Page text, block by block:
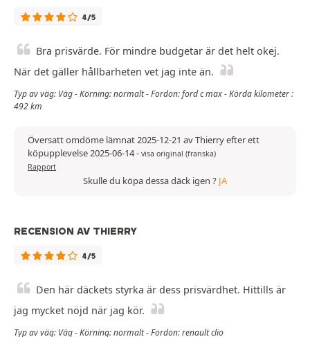
4/5
Bra prisvärde. För mindre budgetar är det helt okej.
När det gäller hållbarheten vet jag inte än.
Typ av väg: Väg - Körning: normalt - Fordon: ford c max - Körda kilometer :
492 km
Översatt omdöme lämnat 2025-12-21 av Thierry efter ett
köpupplevelse 2025-06-14- visa original (franska)
Rapport
Skulle du köpa dessa däck igen ? JA
RECENSION AV THIERRY
4/5
Den här däckets styrka är dess prisvärdhet. Hittills är
jag mycket nöjd när jag kör.
Typ av väg: Väg - Körning: normalt - Fordon: renault clio